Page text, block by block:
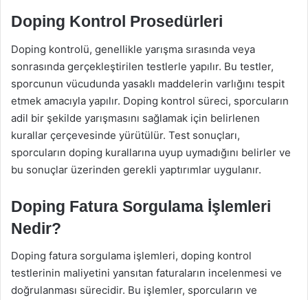
Doping Kontrol Prosedürleri
Doping kontrolü, genellikle yarışma sırasında veya
sonrasında gerçekleştirilen testlerle yapılır. Bu testler,
sporcunun vücudunda yasaklı maddelerin varlığını tespit
etmek amacıyla yapılır. Doping kontrol süreci, sporcuların
adil bir şekilde yarışmasını sağlamak için belirlenen
kurallar çerçevesinde yürütülür. Test sonuçları,
sporcuların doping kurallarına uyup uymadığını belirler ve
bu sonuçlar üzerinden gerekli yaptırımlar uygulanır.
Doping Fatura Sorgulama İşlemleri
Nedir?
Doping fatura sorgulama işlemleri, doping kontrol
testlerinin maliyetini yansıtan faturaların incelenmesi ve
doğrulanması sürecidir. Bu işlemler, sporcuların ve